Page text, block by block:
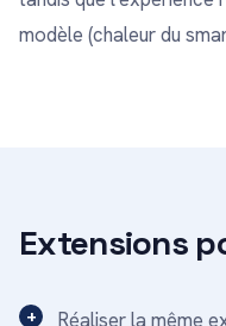
modèle (chaleur du
Extensions
Réaliser la même